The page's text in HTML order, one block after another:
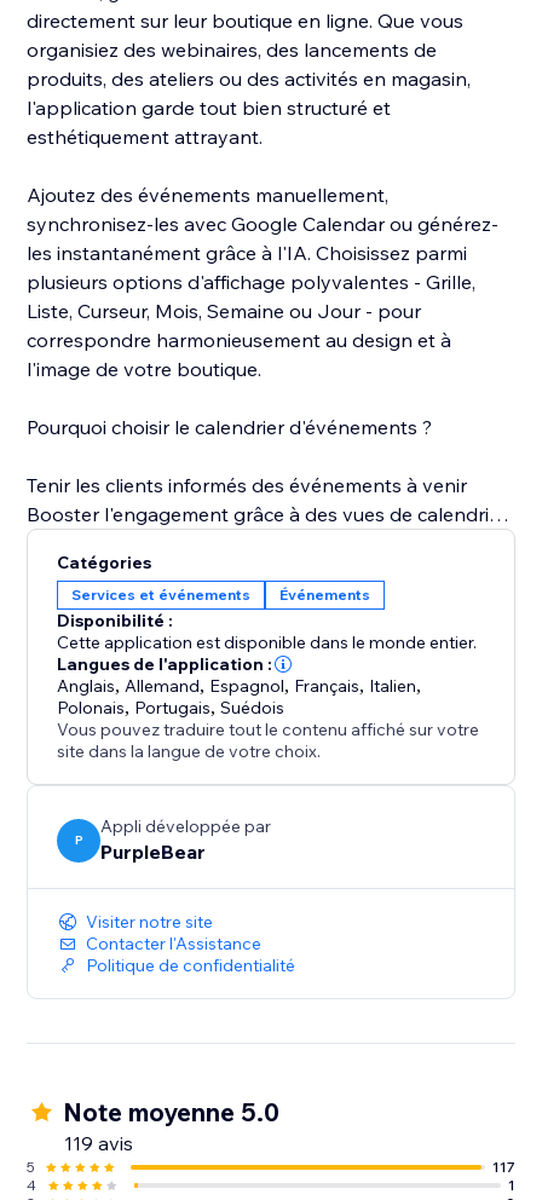
directement sur leur boutique en ligne. Que vous
organisiez des webinaires, des lancements de
produits, des ateliers ou des activités en magasin,
l'application garde tout bien structuré et
esthétiquement attrayant.
Ajoutez des événements manuellement,
synchronisez-les avec Google Calendar ou générez-
les instantanément grâce à l'IA. Choisissez parmi
plusieurs options d'affichage polyvalentes - Grille,
Liste, Curseur, Mois, Semaine ou Jour - pour
correspondre harmonieusement au design et à
l'image de votre boutique.
Pourquoi choisir le calendrier d'événements ?
Tenir les clients informés des événements à venir
Booster l'engagement grâce à des vues de calendrier
Économiser du temps grâce à l'automatisation
alimentée par l'IA
Garder un contrôle total sur la visibilité et
l'organisation des événements
Afficher les événements de manière professionnelle
sans modifier le code du thème
Le calendrier d'événements transforme votre
dynamique - vous aidant à gérer les événements
efficacement, à accroître l'engagement et à rester en
contact avec votre public.
Catégories
Services et événements Événements
Disponibilité :
Cette application est disponible dans le monde entier.
Langues de l'application :
Anglais, Allemand, Espagnol, Français, Italien,
Polonais, Portugais,Suédois
Vous pouvez traduire tout le contenu affiché sur votre
site dans la langue de votre choix.
P
Appli développée par
PurpleBear
Visiter notre site
Contacter l'Assistance
Politique de confidentialité
Note moyenne 5.0
119 avis
5
117
4
1